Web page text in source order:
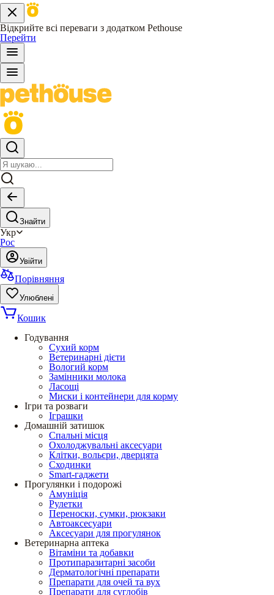
Відкрийте всі переваги з додатком Pethouse
Перейти
Знайти
Укр
Рос
Увійти
Порівняння
Улюблені
Кошик
Годування
Сухий корм
Ветеринарні дієти
Вологий корм
Замінники молока
Ласощі
Миски і контейнери для корму
Ігри та розваги
Іграшки
Домашній затишок
Спальні місця
Охолоджувальні аксесуари
Клітки, вольєри, дверцята
Сходинки
Smart-гаджети
Прогулянки і подорожі
Амуніція
Рулетки
Переноски, сумки, рюкзаки
Автоаксесуари
Аксесуари для прогулянок
Ветеринарна аптека
Вітаміни та добавки
Протипаразитарні засоби
Дерматологічні препарати
Препарати для очей та вух
Препарати для суглобів